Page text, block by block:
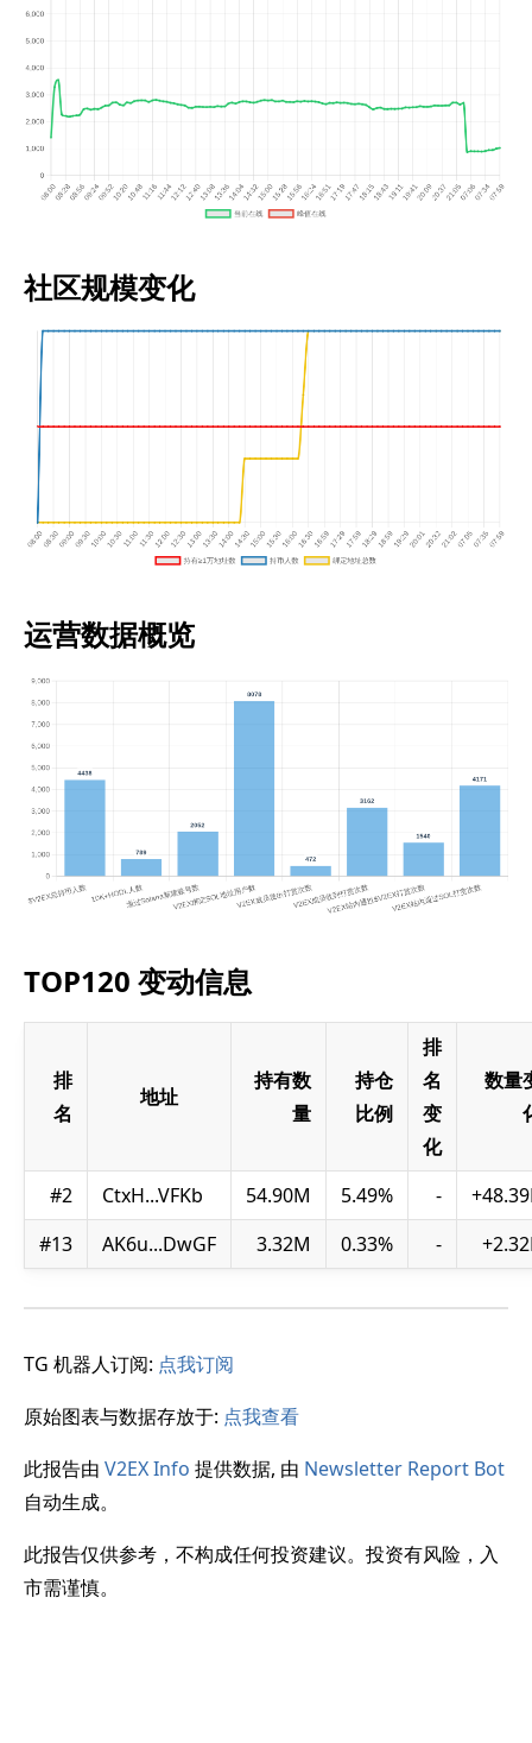
社区规模变化
运营数据概览
TOP120 变动信息
排
名
地址
持有数
量
持仓
比例
排
名
变
化
数量
#2 CtxH...VFKb 54.90M 5.49% -
#13
AK6u...DwGF 3.32M 0.33% -
TG 机器人订阅: 点我订阅
原始图表与数据存放于: 点我查看
此报告由 V2EX Info 提供数据, 由 Newsletter Report Bot
自动生成。
此报告仅供参考，不构成任何投资建议。投资有风险，入
市需谨慎。